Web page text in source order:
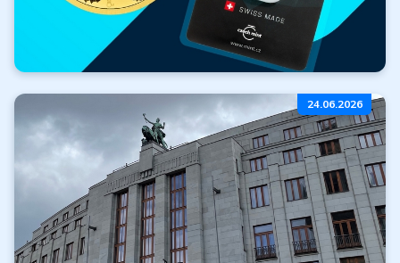
Zlato zdarma
k nákupu
Číst dále
Všechny články
24.06.2026